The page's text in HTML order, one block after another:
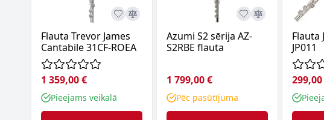
Flauta Trevor James
Cantabile 31CF-ROEA
1 359,00 €
Pieejams veikalā
Azumi S2 sērija AZ-
S2RBE flauta
1 799,00 €
Pēc pasūtījuma
Flauta
JP011